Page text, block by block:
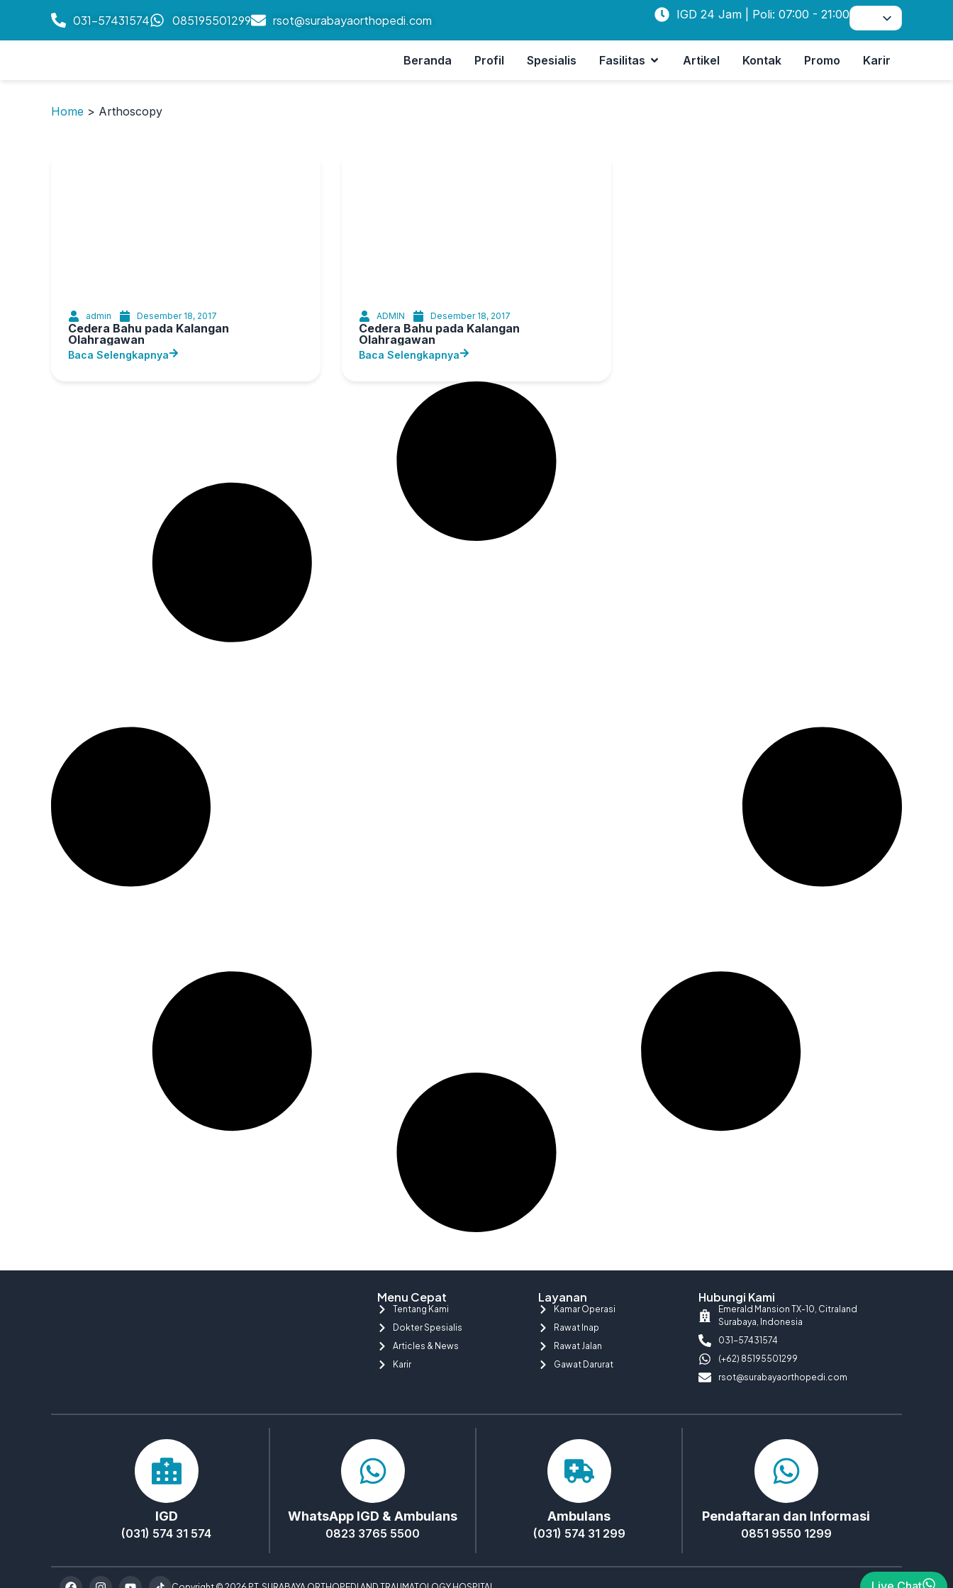
031-57431574 085195501299 rsot@surabayaorthopedi.com IGD 24 Jam | Poli: 07:00 - 21:00
Beranda Profil Spesialis Fasilitas Artikel Kontak Promo Karir
Home > Arthoscopy
admin Desember 18, 2017
Cedera Bahu pada Kalangan
Olahragawan
Baca Selengkapnya
ADMIN Desember 18, 2017
Cedera Bahu pada Kalangan
Olahragawan
Baca Selengkapnya
Menu Cepat
Tentang Kami
Dokter Spesialis
Articles & News
Karir
Layanan
Kamar Operasi
Rawat Inap
Rawat Jalan
Gawat Darurat
Hubungi Kami
Emerald Mansion TX-10, Citraland
Surabaya, Indonesia
031-57431574
(+62) 85195501299
rsot@surabayaorthopedi.com
IGD
(031) 574 31 574
WhatsApp IGD & Ambulans
0823 3765 5500
Ambulans
(031) 574 31 299
Pendaftaran dan Informasi
0851 9550 1299